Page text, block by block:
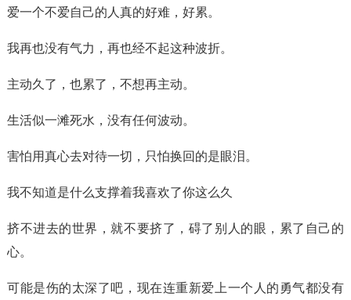
爱一个不爱自己的人真的好难，好累。
我再也没有气力，再也经不起这种波折。
主动久了，也累了，不想再主动。
生活似一滩死水，没有任何波动。
害怕用真心去对待一切，只怕换回的是眼泪。
我不知道是什么支撑着我喜欢了你这么久
挤不进去的世界，就不要挤了，碍了别人的眼，累了自己的
心。
可能是伤的太深了吧，现在连重新爱上一个人的勇气都没有